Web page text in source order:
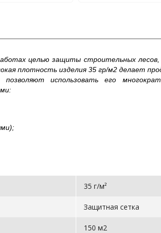
целью защиты строительных
плотность изделия 35 гр/м2 делает
позволяют использовать его
35 г/м²
Защитная сетка
150 м2